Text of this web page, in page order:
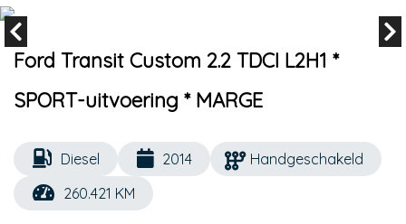
Ford Transit Custom 2.2 TDCI L2H1 *
SPORT-uitvoering * MARGE
Diesel 2014
Handgeschakeld
260.421 KM